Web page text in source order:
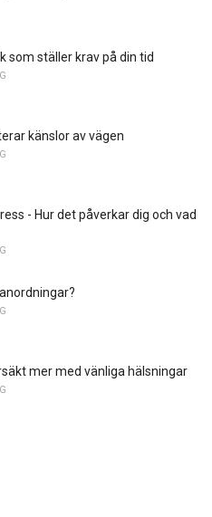
som ställer krav på din tid
känslor av vägen
- Hur det påverkar dig och vad
mer med vänliga hälsningar